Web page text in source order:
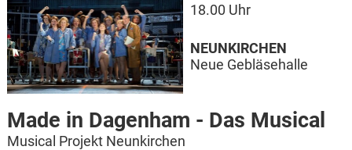
18.00 Uhr
Made in Dagenham - Das Musical
Musical Projekt Neunkirchen
NEUNKIRCHEN
Neue Gebläsehalle